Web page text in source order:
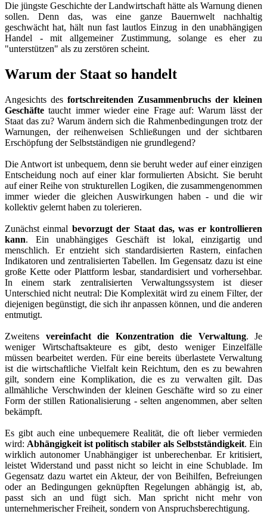
Die jüngste Geschichte der Landwirtschaft hätte als Warnung dienen
sollen. Denn das, was eine ganze Bauernwelt nachhaltig
geschwächt hat, hält nun fast lautlos Einzug in den unabhängigen
Handel - mit allgemeiner Zustimmung, solange es eher zu
"unterstützen" als zu zerstören scheint.
Warum der Staat so handelt
Angesichts des fortschreitenden Zusammenbruchs der kleinen
Geschäfte taucht immer wieder eine Frage auf: Warum lässt der
Staat das zu? Warum ändern sich die Rahmenbedingungen trotz der
Warnungen, der reihenweisen Schließungen und der sichtbaren
Erschöpfung der Selbstständigen nie grundlegend?
Die Antwort ist unbequem, denn sie beruht weder auf einer einzigen
Entscheidung noch auf einer klar formulierten Absicht. Sie beruht
auf einer Reihe von strukturellen Logiken, die zusammengenommen
immer wieder die gleichen Auswirkungen haben - und die wir
kollektiv gelernt haben zu tolerieren.
Zunächst einmal bevorzugt der Staat das, was er kontrollieren
kann. Ein unabhängiges Geschäft ist lokal, einzigartig und
menschlich. Er entzieht sich standardisierten Rastern, einfachen
Indikatoren und zentralisierten Tabellen. Im Gegensatz dazu ist eine
große Kette oder Plattform lesbar, standardisiert und vorhersehbar.
In einem stark zentralisierten Verwaltungssystem ist dieser
Unterschied nicht neutral: Die Komplexität wird zu einem Filter, der
diejenigen begünstigt, die sich ihr anpassen können, und die anderen
entmutigt.
Zweitens vereinfacht die Konzentration die Verwaltung. Je
weniger Wirtschaftsakteure es gibt, desto weniger Einzelfälle
müssen bearbeitet werden. Für eine bereits überlastete Verwaltung
ist die wirtschaftliche Vielfalt kein Reichtum, den es zu bewahren
gilt, sondern eine Komplikation, die es zu verwalten gilt. Das
allmähliche Verschwinden der kleinen Geschäfte wird so zu einer
Form der stillen Rationalisierung - selten angenommen, aber selten
bekämpft.
Es gibt auch eine unbequemere Realität, die oft lieber vermieden
wird: Abhängigkeit ist politisch stabiler als Selbstständigkeit. Ein
wirklich autonomer Unabhängiger ist unberechenbar. Er kritisiert,
leistet Widerstand und passt nicht so leicht in eine Schublade. Im
Gegensatz dazu wartet ein Akteur, der von Beihilfen, Befreiungen
oder an Bedingungen geknüpften Regelungen abhängig ist, ab,
passt sich an und fügt sich. Man spricht nicht mehr von
unternehmerischer Freiheit, sondern von Anspruchsberechtigung.